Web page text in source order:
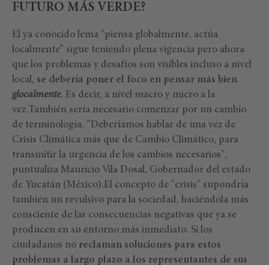
FUTURO MÁS VERDE?
El ya conocido lema "piensa globalmente, actúa
localmente” sigue teniendo plena vigencia pero ahora
que los problemas y desafíos son visibles incluso a nivel
local, se debería poner el foco en pensar más bien
glocalmente. Es decir, a nivel macro y micro a la
vez.También sería necesario comenzar por un cambio
de terminología. “Deberíamos hablar de una vez de
Crisis Climática más que de Cambio Climático, para
transmitir la urgencia de los cambios necesarios",
puntualiza Mauricio Vila Dosal, Gobernador del estado
de Yucatán (México).El concepto de "crisis" supondría
también un revulsivo para la sociedad, haciéndola más
consciente de las consecuencias negativas que ya se
producen en su entorno más inmediato. Si los
ciudadanos no reclaman soluciones para estos
problemas a largo plazo a los representantes de sus